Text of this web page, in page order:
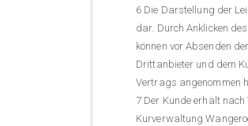
Die Darstellung der
dar. Durch Anklicken
können vor Absenden
Drittanbieter und dem
Vertrags angenommen
Der Kunde erhält
Kurverwaltung